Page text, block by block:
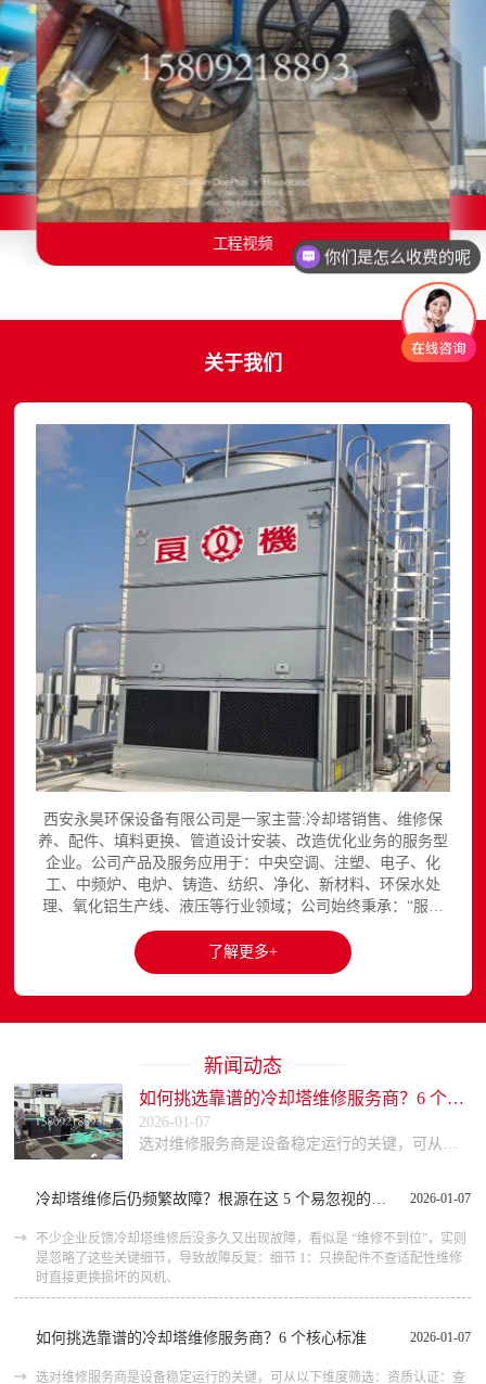
施工视频
施工视频
工程视频
现场吊装
关于我们
西安永昊环保设备有限公司是一家主营:冷却塔销售、维修保
养、配件、填料更换、管道设计安装、改造优化业务的服务型
企业。公司产品及服务应用于：中央空调、注塑、电子、化
工、中频炉、电炉、铸造、纺织、净化、新材料、环保水处
理、氧化铝生产线、液压等行业领域；公司始终秉承：“服务
至上，诚信为本”的经营理念，立足长...
了解更多+
新闻动态
如何挑选靠谱的冷却塔维修服务商？6 个核心标准
2026-01-07
2026-01-07
不少企业反馈冷却塔维修后没多久又出现故障，看似是 “维修不到位”，实则
是忽略了这些关键细节，导致故障反复：细节 1：只换配件不查适配性维修
时直接更换损坏的风机、
2026-01-07
如何挑选靠谱的冷却塔维修服务商？6 个核心标准
选对维修服务商是设备稳定运行的关键，可从以下维度筛选：资质认证：查
你们是怎么收费的呢